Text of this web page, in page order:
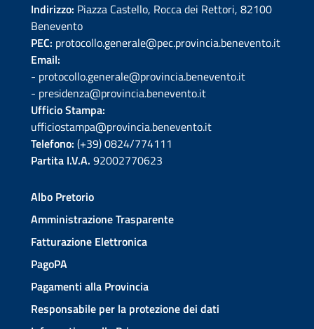
Indirizzo: Piazza Castello, Rocca dei Rettori, 82100
Benevento
PEC: protocollo.generale@pec.provincia.benevento.it
Email:
- protocollo.generale@provincia.benevento.it
- presidenza@provincia.benevento.it
Ufficio Stampa:
ufficiostampa@provincia.benevento.it
Telefono: (+39) 0824/774111
Partita I.V.A. 92002770623
Albo Pretorio
Amministrazione Trasparente
Fatturazione Elettronica
PagoPA
Pagamenti alla Provincia
Responsabile per la protezione dei dati